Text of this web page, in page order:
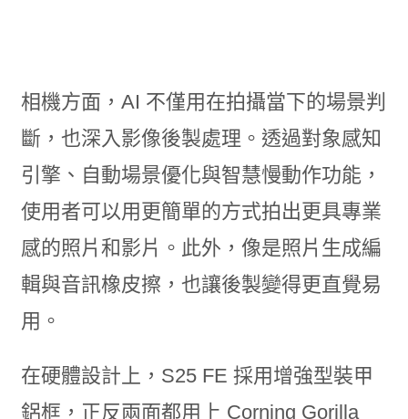
相機方面，AI 不僅用在拍攝當下的場景判
斷，也深入影像後製處理。透過對象感知
引擎、自動場景優化與智慧慢動作功能，
使用者可以用更簡單的方式拍出更具專業
感的照片和影片。此外，像是照片生成編
輯與音訊橡皮擦，也讓後製變得更直覺易
用。
在硬體設計上，S25 FE 採用增強型裝甲
鋁框，正反兩面都用上 Corning Gorilla